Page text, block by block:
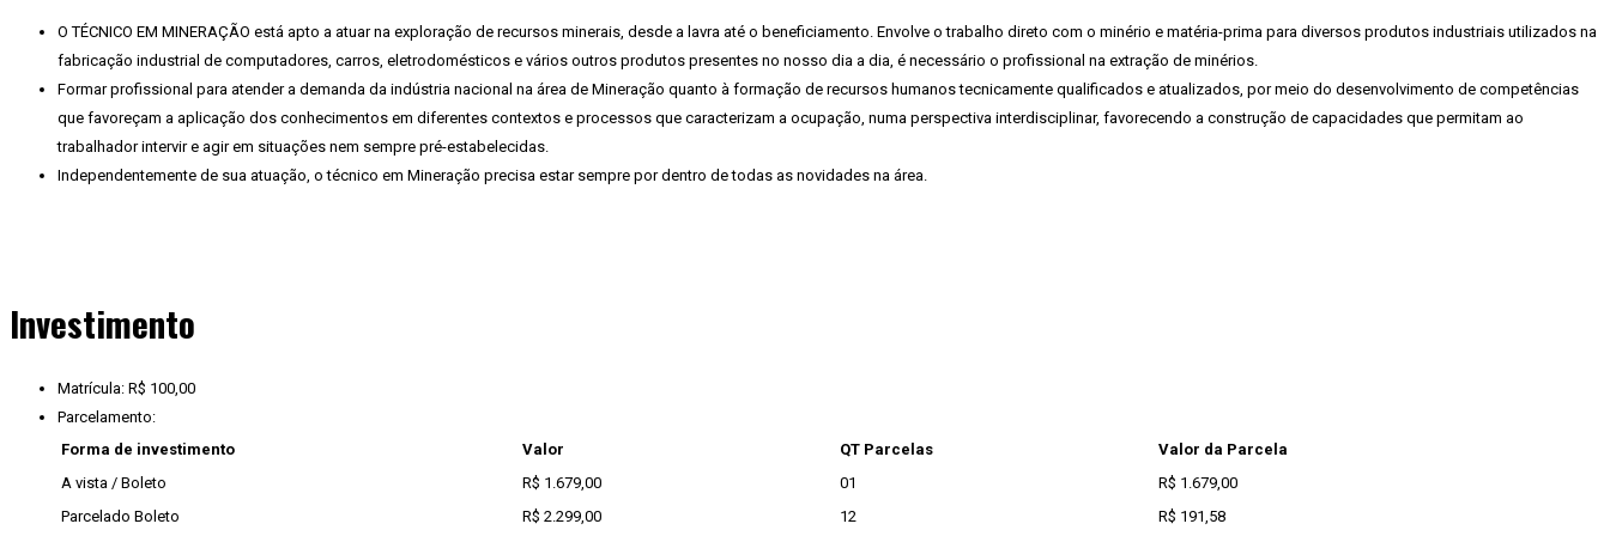
O TÉCNICO EM MINERAÇÃO está apto a atuar na exploração de recursos minerais, desde a lavra até o beneficiamento. Envolve o trabalho direto com o minério e matéria-prima para diversos produtos industriais utilizados na
fabricação industrial de computadores, carros, eletrodomésticos e vários outros produtos presentes no nosso dia a dia, é necessário o profissional na extração de minérios.
Formar profissional para atender a demanda da indústria nacional na área de Mineração quanto à formação de recursos humanos tecnicamente qualificados e atualizados, por meio do desenvolvimento de competências
que favoreçam a aplicação dos conhecimentos em diferentes contextos e processos que caracterizam a ocupação, numa perspectiva interdisciplinar, favorecendo a construção de capacidades que permitam ao
trabalhador intervir e agir em situações nem sempre pré-estabelecidas.
Independentemente de sua atuação, o técnico em Mineração precisa estar sempre por dentro de todas as novidades na área.
Investimento
Matrícula: R$ 100,00
Parcelamento:
Forma de investimento
Valor QT Parcelas
Valor da Parcela
A vista / Boleto
R$ 1.679,00 01
R$ 1.679,00
Parcelado Boleto
R$ 2.299,00 12 R$ 191,58